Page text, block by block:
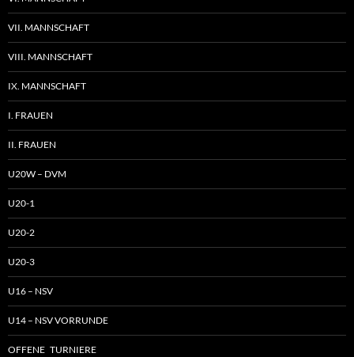
VII. MANNSCHAFT
VIII. MANNSCHAFT
IX. MANNSCHAFT
I. FRAUEN
II. FRAUEN
U20W – DVM
U20-1
U20-2
U20-3
U16 – NSV
U14 – NSV VORRUNDE
OFFENE TURNIERE